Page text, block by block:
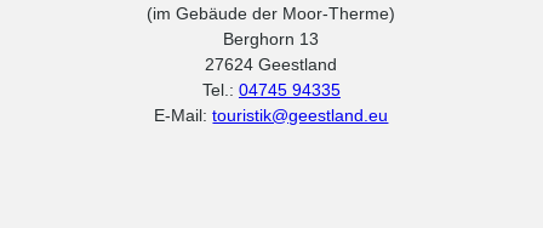
(im Gebäude der Moor-Therme)
Berghorn 13
27624 Geestland
Tel.: 04745 94335
E-Mail:touristik@geestland.eu